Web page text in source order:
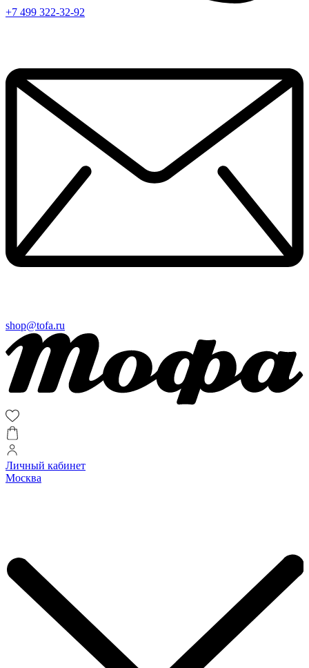
+7 499 322-32-92
shop@tofa.ru
Личный кабинет
Москва